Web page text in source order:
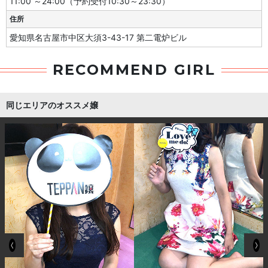
住所
愛知県名古屋市中区大須3-43-17 第二電炉ビル
RECOMMEND GIRL
同じエリアのオススメ嬢